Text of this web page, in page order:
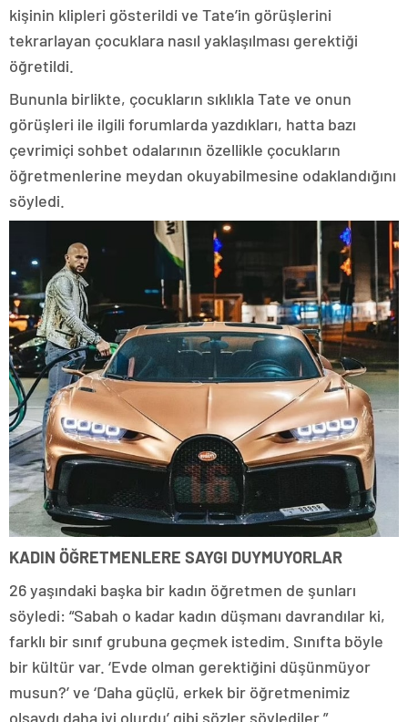
kişinin klipleri gösterildi ve Tate’in görüşlerini
tekrarlayan çocuklara nasıl yaklaşılması gerektiği
öğretildi.
Bununla birlikte, çocukların sıklıkla Tate ve onun
görüşleri ile ilgili forumlarda yazdıkları, hatta bazı
çevrimiçi sohbet odalarının özellikle çocukların
öğretmenlerine meydan okuyabilmesine odaklandığını
söyledi.
KADIN ÖĞRETMENLERE SAYGI DUYMUYORLAR
26 yaşındaki başka bir kadın öğretmen de şunları
söyledi: “Sabah o kadar kadın düşmanı davrandılar ki,
farklı bir sınıf grubuna geçmek istedim. Sınıfta böyle
bir kültür var. ‘Evde olman gerektiğini düşünmüyor
musun?’ ve ‘Daha güçlü, erkek bir öğretmenimiz
olsaydı daha iyi olurdu’ gibi sözler söylediler.”